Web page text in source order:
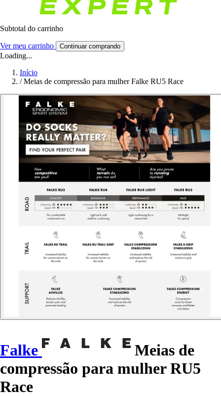
Subtotal do carrinho
Ver meu carrinho Continuar comprando
Loading...
Início
/ Meias de compressão para mulher Falke RU5 Race
Falke
Meias de
compressão para mulher RU5
Race